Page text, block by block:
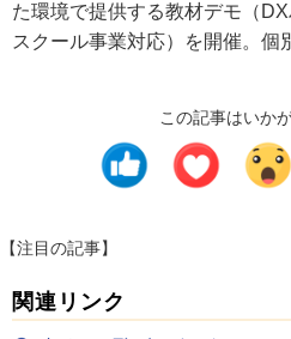
た環境で提供する教材デモ（
スクール事業対応）を開催。個
この記事はいか
【注目の記事】
関連リンク